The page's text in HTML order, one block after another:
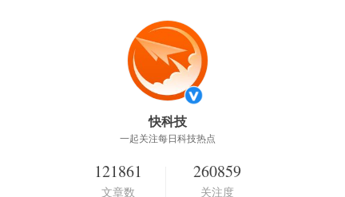
快科技
一起关注每日科技热点
121861
文章数
260859
关注度